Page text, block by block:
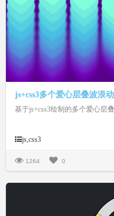
js+css3多个爱心层叠波浪
基于js+css3绘制的多个爱心层
js,css3
1264 0